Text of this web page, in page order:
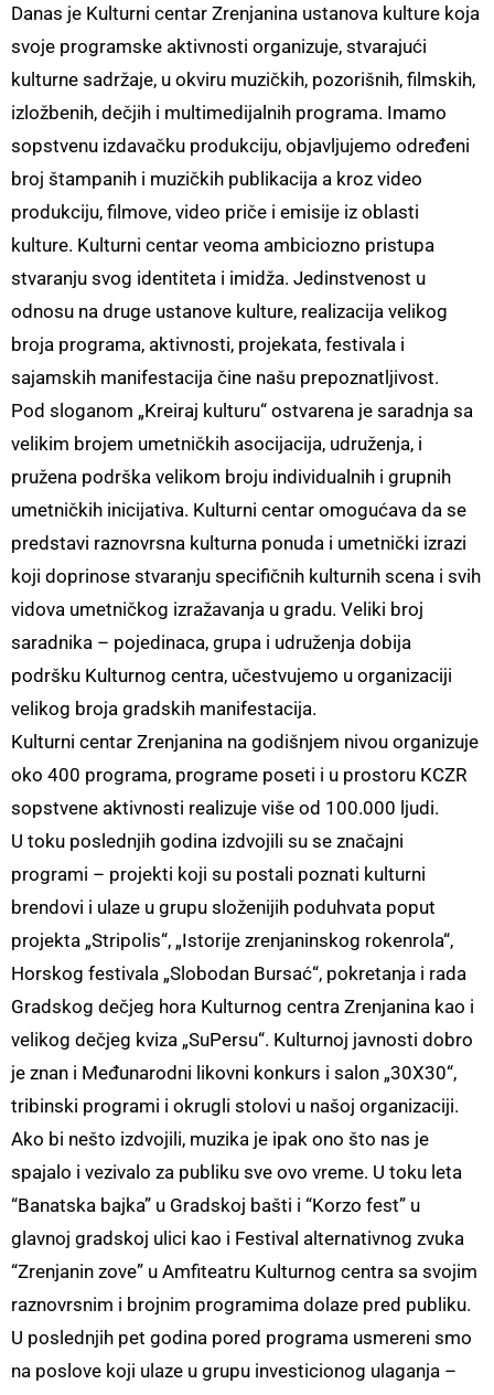
Danas je Kulturni centar Zrenjanina ustanova kulture koja
svoje programske aktivnosti organizuje, stvarajući
kulturne sadržaje, u okviru muzičkih, pozorišnih, filmskih,
izložbenih, dečjih i multimedijalnih programa. Imamo
sopstvenu izdavačku produkciju, objavljujemo određeni
broj štampanih i muzičkih publikacija a kroz video
produkciju, filmove, video priče i emisije iz oblasti
kulture. Kulturni centar veoma ambiciozno pristupa
stvaranju svog identiteta i imidža. Jedinstvenost u
odnosu na druge ustanove kulture, realizacija velikog
broja programa, aktivnosti, projekata, festivala i
sajamskih manifestacija čine našu prepoznatljivost.
Pod sloganom „Kreiraj kulturu“ ostvarena je saradnja sa
velikim brojem umetničkih asocijacija, udruženja, i
pružena podrška velikom broju individualnih i grupnih
umetničkih inicijativa. Kulturni centar omogućava da se
predstavi raznovrsna kulturna ponuda i umetnički izrazi
koji doprinose stvaranju specifičnih kulturnih scena i svih
vidova umetničkog izražavanja u gradu. Veliki broj
saradnika – pojedinaca, grupa i udruženja dobija
podršku Kulturnog centra, učestvujemo u organizaciji
velikog broja gradskih manifestacija.
Kulturni centar Zrenjanina na godišnjem nivou organizuje
oko 400 programa, programe poseti i u prostoru KCZR
sopstvene aktivnosti realizuje više od 100.000 ljudi.
U toku poslednjih godina izdvojili su se značajni
programi – projekti koji su postali poznati kulturni
brendovi i ulaze u grupu složenijih poduhvata poput
projekta „Stripolis“, „Istorije zrenjaninskog rokenrola“,
Horskog festivala „Slobodan Bursać“, pokretanja i rada
Gradskog dečjeg hora Kulturnog centra Zrenjanina kao i
velikog dečjeg kviza „SuPersu“. Kulturnoj javnosti dobro
je znan i Međunarodni likovni konkurs i salon „30X30“,
tribinski programi i okrugli stolovi u našoj organizaciji.
Ako bi nešto izdvojili, muzika je ipak ono što nas je
spajalo i vezivalo za publiku sve ovo vreme. U toku leta
“Banatska bajka” u Gradskoj bašti i “Korzo fest” u
glavnoj gradskoj ulici kao i Festival alternativnog zvuka
“Zrenjanin zove” u Amfiteatru Kulturnog centra sa svojim
raznovrsnim i brojnim programima dolaze pred publiku.
U poslednjih pet godina pored programa usmereni smo
na poslove koji ulaze u grupu investicionog ulaganja –